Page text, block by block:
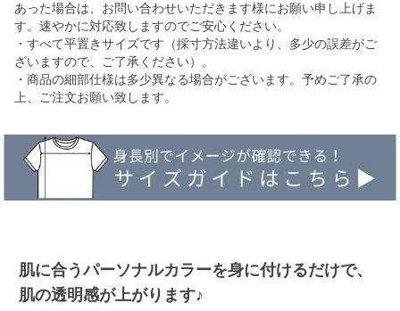
あった場合は、お問い合わせいただきます様にお願い申し上げま
す。速やかに対応致しますのでご安心ください。
・すべて平置きサイズです（採寸方法違いより、多少の誤差がご
ざいますので、ご了承ください）。
・商品の細部仕様は多少異なる場合がございます。予めご了承の
上、ご注文お願い致します。
肌に合うパーソナルカラーを身に付けるだけで、
肌の透明感が上がります♪